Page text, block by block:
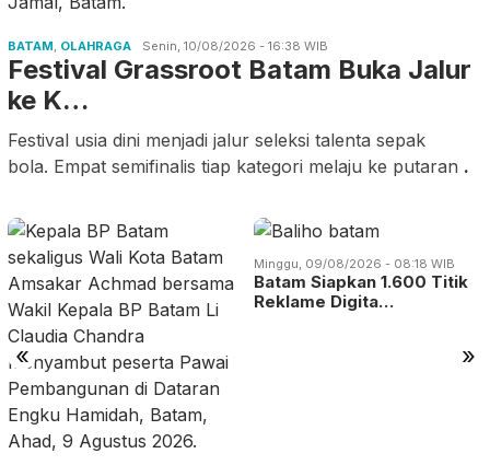
BATAM, OLAHRAGA Senin, 10/08/2026 - 16:38 WIB
Festival Grassroot Batam Buka Jalur
ke K…
Festival usia dini menjadi jalur seleksi talenta sepak
bola. Empat semifinalis tiap kategori melaju ke putaran .
« »
Minggu, 09/08/2026 - 08:18 WIB
Batam Siapkan 1.600 Titik
Reklame Digita…